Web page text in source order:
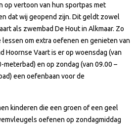
op vertoon van hun sportpas met
dat wij geopend zijn. Dit geldt zowel
als zwembad De Hout in Alkmaar. Zo
lessen om extra oefenen en genieten van
Hoornse Vaart is er op woensdag (van
meterbad) en op zondag (van 09.00 –
een oefenbaan voor de
kinderen die een groen of een geel
oefenen op zondagmiddag